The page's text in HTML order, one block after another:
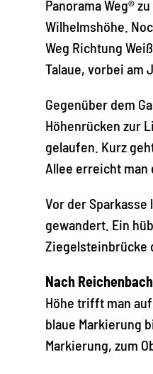
Panorama Weg®
Wilhelmshöhe.
Weg Richtung
Talaue, vorbei am
Gegenüber dem
Höhenrücken zur
gelaufen. Kurz
Allee erreicht man
Vor der
gewandert. Ein
Ziegelsteinbrücke
Nach
Höhe trifft man
blaue Markierung
Markierung, zum